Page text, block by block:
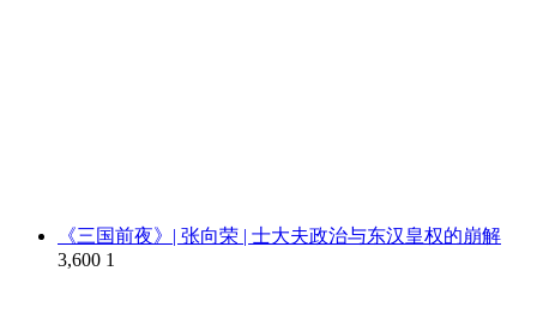
《三国前夜》| 张向荣 | 士大夫政治与东汉皇权的崩解
3,600 1